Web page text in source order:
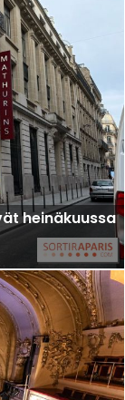
heinäkuussa